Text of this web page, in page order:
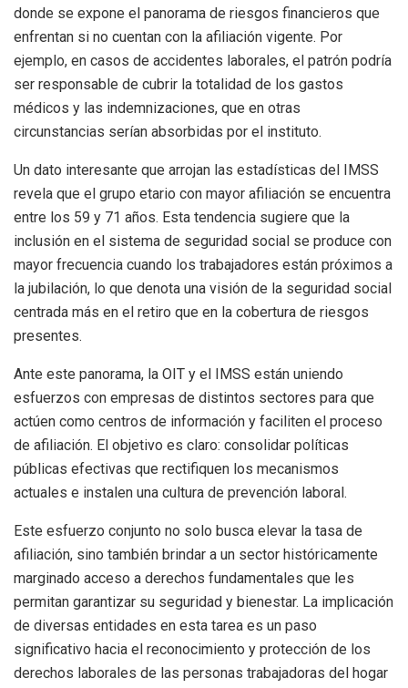
donde se expone el panorama de riesgos financieros que
enfrentan si no cuentan con la afiliación vigente. Por
ejemplo, en casos de accidentes laborales, el patrón podría
ser responsable de cubrir la totalidad de los gastos
médicos y las indemnizaciones, que en otras
circunstancias serían absorbidas por el instituto.
Un dato interesante que arrojan las estadísticas del IMSS
revela que el grupo etario con mayor afiliación se encuentra
entre los 59 y 71 años. Esta tendencia sugiere que la
inclusión en el sistema de seguridad social se produce con
mayor frecuencia cuando los trabajadores están próximos a
la jubilación, lo que denota una visión de la seguridad social
centrada más en el retiro que en la cobertura de riesgos
presentes.
Ante este panorama, la OIT y el IMSS están uniendo
esfuerzos con empresas de distintos sectores para que
actúen como centros de información y faciliten el proceso
de afiliación. El objetivo es claro: consolidar políticas
públicas efectivas que rectifiquen los mecanismos
actuales e instalen una cultura de prevención laboral.
Este esfuerzo conjunto no solo busca elevar la tasa de
afiliación, sino también brindar a un sector históricamente
marginado acceso a derechos fundamentales que les
permitan garantizar su seguridad y bienestar. La implicación
de diversas entidades en esta tarea es un paso
significativo hacia el reconocimiento y protección de los
derechos laborales de las personas trabajadoras del hogar